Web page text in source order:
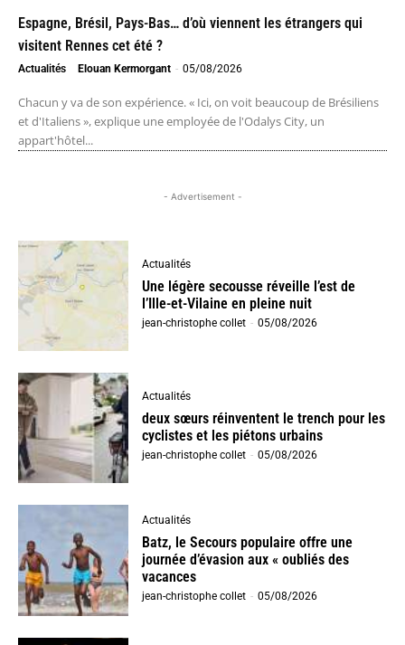
Espagne, Brésil, Pays-Bas… d’où viennent les étrangers qui
visitent Rennes cet été ?
Actualités Elouan Kermorgant - 05/08/2026
Chacun y va de son expérience. « Ici, on voit beaucoup de Brésiliens
et d'Italiens », explique une employée de l'Odalys City, un
appart'hôtel...
- Advertisement -
Actualités
Une légère secousse réveille l’est de
l’Ille-et-Vilaine en pleine nuit
jean-christophe collet - 05/08/2026
Actualités
deux sœurs réinventent le trench pour les
cyclistes et les piétons urbains
jean-christophe collet - 05/08/2026
Actualités
Batz, le Secours populaire offre une
journée d’évasion aux « oubliés des
vacances
jean-christophe collet - 05/08/2026